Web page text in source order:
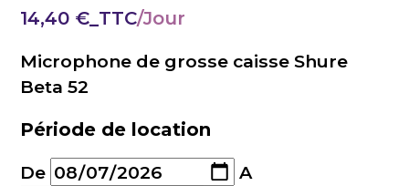
14,40 €_TTC
Microphone de grosse caisse Shure
Beta 52
Période de location
De
A